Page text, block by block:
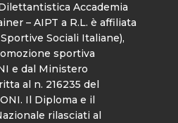
Accademia
– AIPT a R.L. è affiliata
Sociali Italiane),
sportiva
e dal Ministero
al n. 216235 del
Il Diploma e il
rilasciati al